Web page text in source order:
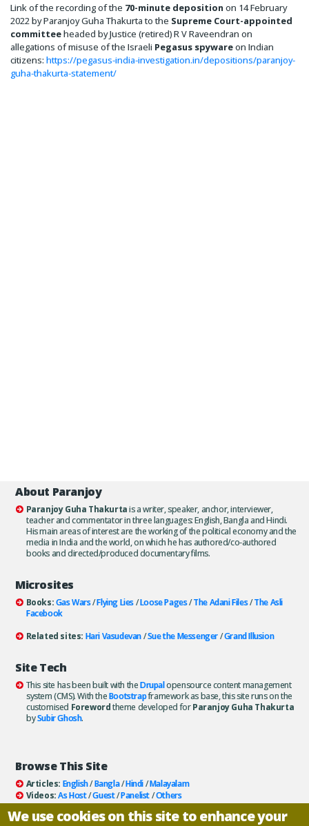
Link of the recording of the 70-minute deposition on 14 February
2022 by Paranjoy Guha Thakurta to the Supreme Court-appointed
committeeheaded by Justice (retired) R V Raveendran on
allegations of misuse of the Israeli Pegasus spywareon Indian
citizens: https://pegasus-india-investigation.in/depositions/paranjoy-
guha-thakurta-statement/
About Paranjoy
Paranjoy Guha Thakurtais a writer, speaker, anchor, interviewer,
teacher and commentator in three languages: English, Bangla and Hindi.
His main areas of interest are the working of the political economy and the
media in India and the world, on which he has authored/co-authored
books and directed/produced documentary films.
Microsites
Books:Gas Wars/Flying Lies/Loose Pages/The Adani Files/The Asli
Facebook
Related sites: Hari Vasudevan/Sue the Messenger/Grand Illusion
Site Tech
This site has been built with theDrupalopensource content management
system (CMS). With theBootstrapframework as base, this site runs on the
customised Forewordtheme developed forParanjoy Guha Thakurta
bySubir Ghosh.
Browse This Site
Articles: English/Bangla/Hindi/Malayalam
Videos: As Host/Guest/Panelist/Others
Books:All/As Author/As Publisher
Documentaries/Podcasts
We use cookies on this site to enhance your